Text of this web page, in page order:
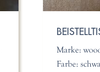
Marke:
Farbe: